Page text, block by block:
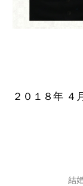
２０１８年
担
結